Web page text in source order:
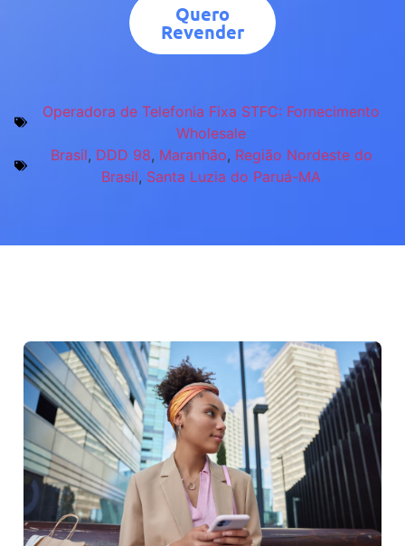
Quero
Revender
Operadora de Telefonia Fixa STFC: Fornecimento
Wholesale
Brasil, DDD 98, Maranhão, Região Nordeste do
Brasil, Santa Luzia do Paruá-MA